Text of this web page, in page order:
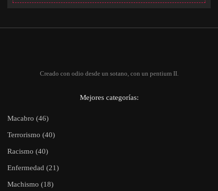
Creado con odio desde un sotano, con un pentium II.
Mejores categorías:
Macabro (46)
Terrorismo (40)
Racismo (40)
Enfermedad (21)
Machismo (18)